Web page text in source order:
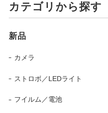
カテゴリから探す
新品
カメラ
ストロボ／LEDライト
フイルム／電池